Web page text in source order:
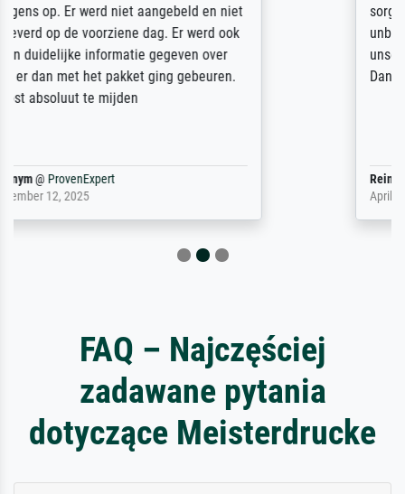
sorgfältig und sicher verpackt, so dass es
unbeschadet bei uns ankam. Es wird nicht
unser letzter Meisterdruck sein. Vielen
Dank!
Reinhold,
April 22, 2026
FAQ – Najczęściej
zadawane pytania
dotyczące Meisterdrucke